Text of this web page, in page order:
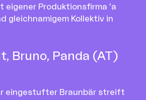
eigener Produktionsfirma 'a
gleichnamigem Kollektiv in
Bruno, Panda (AT)
eingestufter Braunbär streift